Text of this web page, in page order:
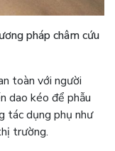
pháp châm cứu
toàn với người
dao kéo để phẫu
tác dụng phụ như
trường.